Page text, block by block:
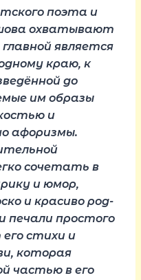
поэта и
охватывают
является
краю, к
до
им образы
и
афоризмы.
сочетать в
и юмор,
и красиво род-
печали простого
стихи и
которая
частью в его